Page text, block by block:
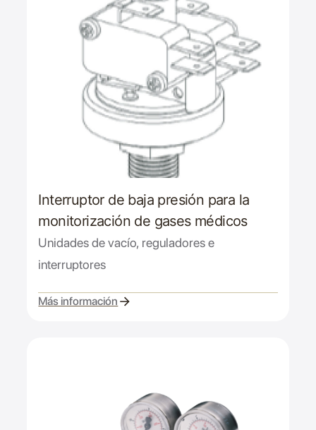
Interruptor de baja presión para la
monitorización de gases médicos
Unidades de vacío, reguladores e
interruptores
Más información